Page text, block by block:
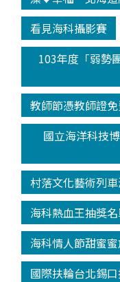
看見海科攝影賽
103年度「弱勢
教師節憑教師證
國立海洋科技
村落文化藝術列
海科熱血王抽獎
海科情人節甜蜜
國際扶輪台北錫